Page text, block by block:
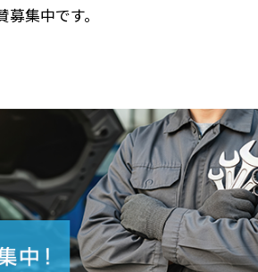
集中です。